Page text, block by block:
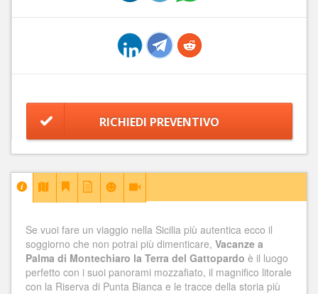
RICHIEDI PREVENTIVO
Se vuoi fare un viaggio nella Sicilia più autentica ecco il
soggiorno che non potrai più dimenticare, Vacanze a
Palma di Montechiaro la Terra del Gattopardo è il luogo
perfetto con i suoi panorami mozzafiato, il magnifico litorale
con la Riserva di Punta Bianca e le tracce della storia più